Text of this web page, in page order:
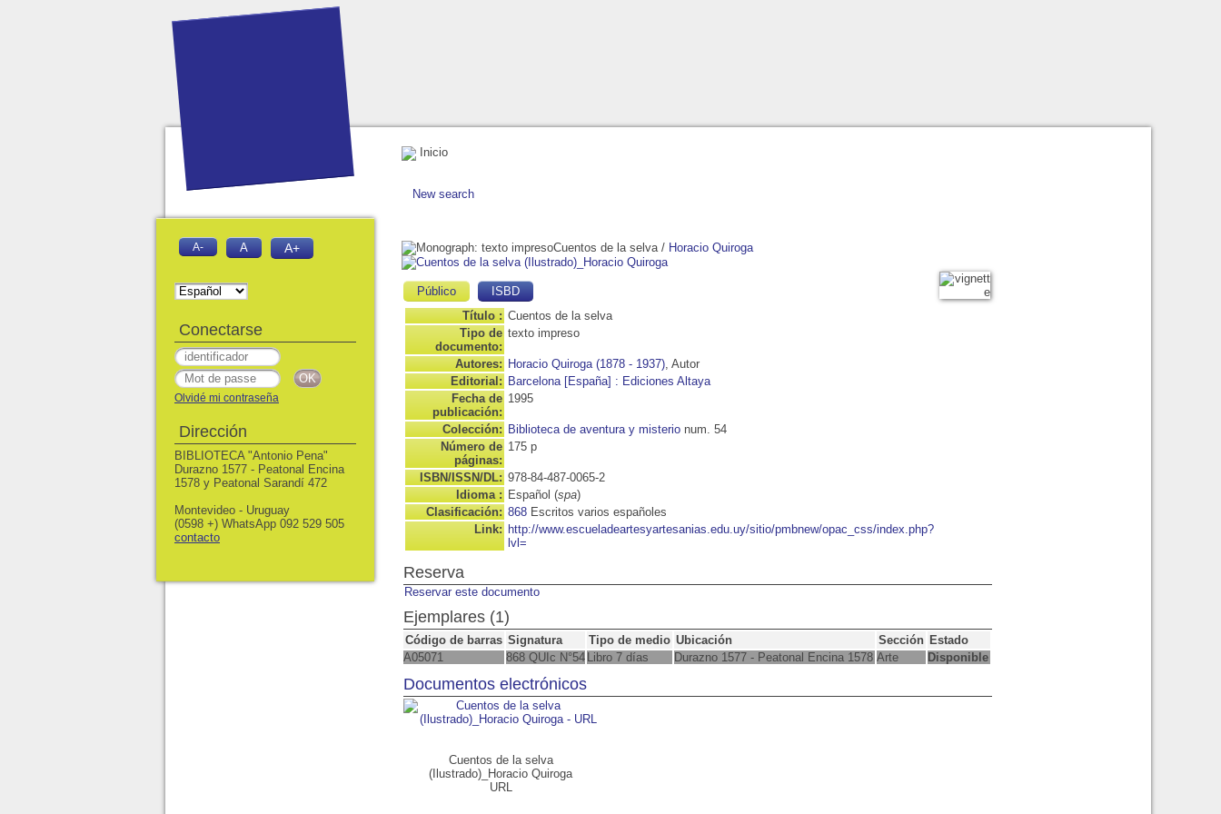
Inicio
New search
Cuentos de la selva / Horacio Quiroga
Público
ISBD
Título : Cuentos de la selva
Tipo de
documento:
texto impreso
Autores: Horacio Quiroga (1878 - 1937) , Autor
Editorial: Barcelona [España] : Ediciones Altaya
Fecha de
publicación:
1995
Colección: Biblioteca de aventura y misterio num. 54
Número de
páginas:
175 p
ISBN/ISSN/DL: 978-84-487-0065-2
Idioma : Español (spa)
Clasificación: 868 Escritos varios españoles
Link: http://www.escueladeartesyartesanias.edu.uy/sitio/pmbnew/opac_css/index.php?
lvl=
Reserva
Reservar este documento
Ejemplares (1)
Código de barras Signatura Tipo de medio Ubicación Sección Estado
A05071
868 QUIc N°54 Libro 7 días Durazno 1577 - Peatonal Encina 1578 Arte Disponible
Documentos electrónicos
Cuentos de la selva
(Ilustrado)_Horacio Quiroga
URL
A- A A+
Conectarse
Olvidé mi contraseña
Dirección
BIBLIOTECA "Antonio Pena"
Durazno 1577 - Peatonal Encina
1578 y Peatonal Sarandí 472
Montevideo - Uruguay
(0598 +) WhatsApp 092 529 505
contacto